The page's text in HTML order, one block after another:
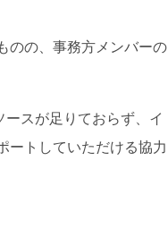
のの、事務方メンバーの
スが足りておらず、イ
ートしていただける協力